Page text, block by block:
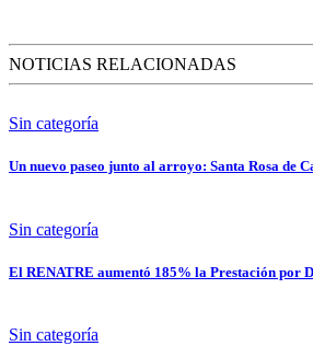
NOTICIAS RELACIONADAS
Sin categoría
Un nuevo paseo junto al arroyo: Santa Rosa de
Sin categoría
El RENATRE aumentó 185% la Prestación por
Sin categoría